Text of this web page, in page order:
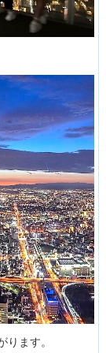
ます。